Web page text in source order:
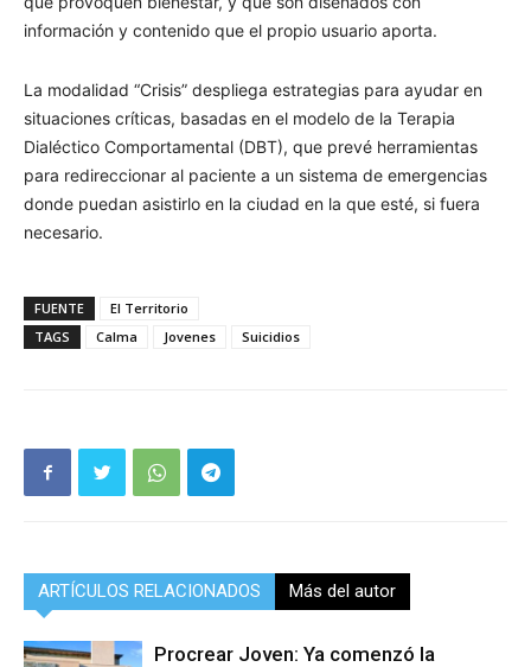
información y contenido que el propio usuario aporta.
La modalidad “Crisis” despliega estrategias para ayudar en
situaciones críticas, basadas en el modelo de la Terapia
Dialéctico Comportamental (DBT), que prevé herramientas
para redireccionar al paciente a un sistema de emergencias
donde puedan asistirlo en la ciudad en la que esté, si fuera
necesario.
FUENTE
El Territorio
TAGS
Calma Jovenes Suicidios
ARTÍCULOS RELACIONADOS Más del autor
Procrear Joven: Ya comenzó la